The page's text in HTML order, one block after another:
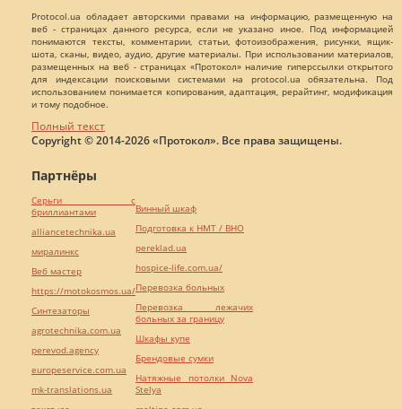
Protocol.ua обладает авторскими правами на информацию, размещенную на
веб - страницах данного ресурса, если не указано иное. Под информацией
понимаются тексты, комментарии, статьи, фотоизображения, рисунки, ящик-
шота, сканы, видео, аудио, другие материалы. При использовании материалов,
размещенных на веб - страницах «Протокол» наличие гиперссылки открытого
для индексации поисковыми системами на protocol.ua обязательна. Под
использованием понимается копирования, адаптация, рерайтинг, модификация
и тому подобное.
Полный текст
Copyright © 2014-2026 «Протокол». Все права защищены.
Партнёры
Серьги с
бриллиантами
alliancetechnika.ua
миралинкс
Веб мастер
https://motokosmos.ua/
Синтезаторы
agrotechnika.com.ua
perevod.agency
europeservice.com.ua
mk-translations.ua
Винный шкаф
Подготовка к НМТ / ВНО
pereklad.ua
hospice-life.com.ua/
Перевозка больных
Перевозка лежачих
больных за границу
Шкафы купе
Брендовые сумки
Натяжные потолки Nova
Stelya